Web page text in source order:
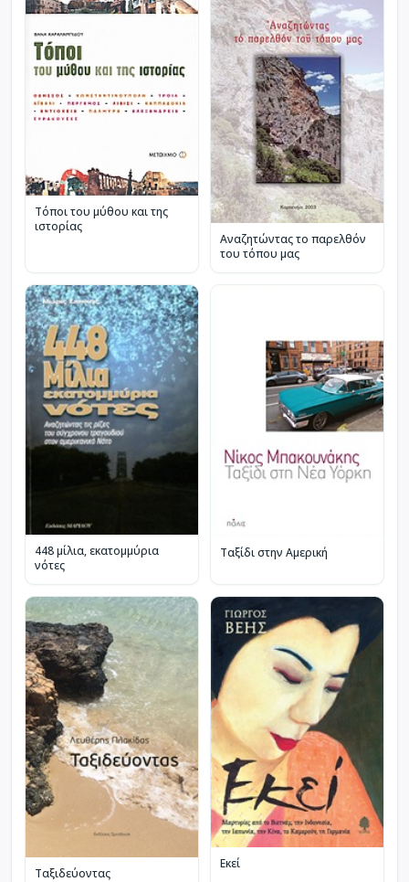
Τόποι του μύθου και της
ιστορίας
Αναζητώντας το παρελθόν
του τόπου μας
448 μίλια, εκατομμύρια
νότες
Ταξίδι στην Αμερική
Ταξιδεύοντας
Εκεί